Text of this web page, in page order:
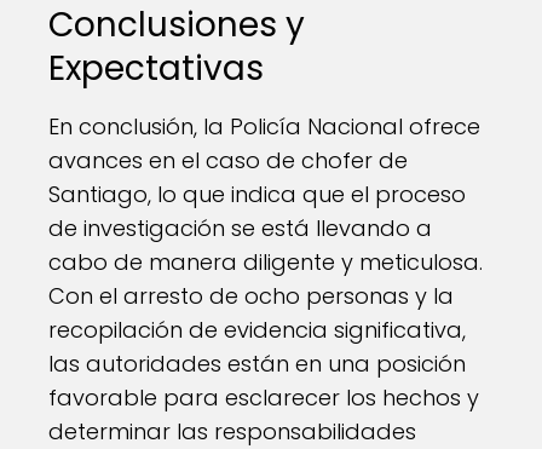
Conclusiones y
Expectativas
En conclusión, la Policía Nacional ofrece
avances en el caso de chofer de
Santiago, lo que indica que el proceso
de investigación se está llevando a
cabo de manera diligente y meticulosa.
Con el arresto de ocho personas y la
recopilación de evidencia significativa,
las autoridades están en una posición
favorable para esclarecer los hechos y
determinar las responsabilidades